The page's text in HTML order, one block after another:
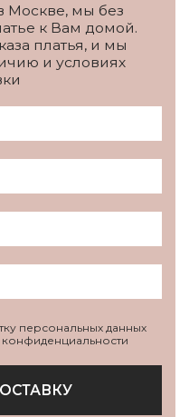
Москве, мы без
к Вам домой.
платья, и мы
и условиях
персональных данных